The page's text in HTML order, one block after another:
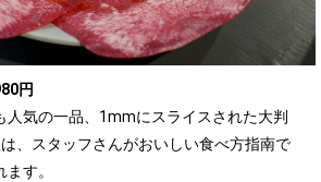
円
人気の一品、1mmにスライスされた大判
、スタッフさんがおいしい食べ方指南で
す。